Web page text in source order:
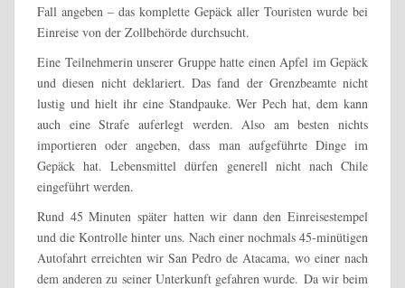
Fall angeben – das komplette Gepäck aller Touristen wurde bei
Einreise von der Zollbehörde durchsucht.
Eine Teilnehmerin unserer Gruppe hatte einen Apfel im Gepäck
und diesen nicht deklariert. Das fand der Grenzbeamte nicht
lustig und hielt ihr eine Standpauke. Wer Pech hat, dem kann
auch eine Strafe auferlegt werden. Also am besten nichts
importieren oder angeben, dass man aufgeführte Dinge im
Gepäck hat. Lebensmittel dürfen generell nicht nach Chile
eingeführt werden.
Rund 45 Minuten später hatten wir dann den Einreisestempel
und die Kontrolle hinter uns. Nach einer nochmals 45-minütigen
Autofahrt erreichten wir San Pedro de Atacama, wo einer nach
dem anderen zu seiner Unterkunft gefahren wurde. Da wir beim